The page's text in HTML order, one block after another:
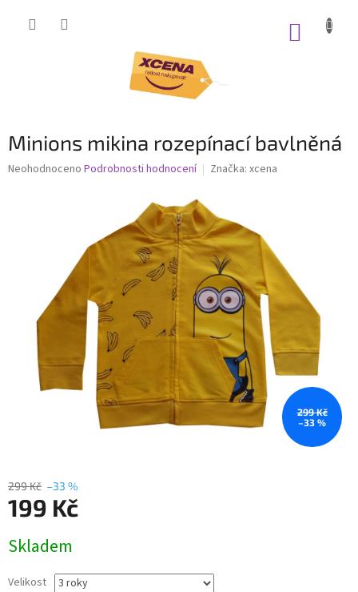
Minions mikina rozepínací bavlněná
Průměrné
Neohodnoceno Podrobnosti hodnocení Značka: xcena
299 Kč
–33 %
299 Kč –33 %
199 Kč
cena:
Skladem
Velikost